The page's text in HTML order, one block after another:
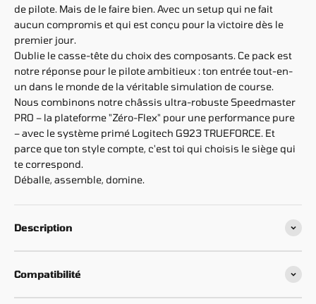
de pilote. Mais de le faire bien. Avec un setup qui ne fait
aucun compromis et qui est conçu pour la victoire dès le
premier jour.
Oublie le casse-tête du choix des composants. Ce pack est
notre réponse pour le pilote ambitieux : ton entrée tout-en-
un dans le monde de la véritable simulation de course.
Nous combinons notre châssis ultra-robuste Speedmaster
PRO – la plateforme "Zéro-Flex" pour une performance pure
– avec le système primé Logitech G923 TRUEFORCE. Et
parce que ton style compte, c'est toi qui choisis le siège qui
te correspond.
Déballe, assemble, domine.
Description
Compatibilité